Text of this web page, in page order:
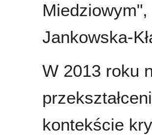
Jankowska-
W 2013 roku
kontekście